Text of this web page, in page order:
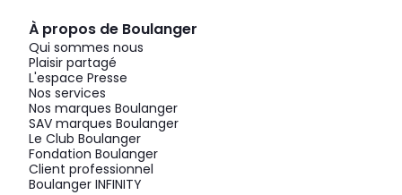
À propos de Boulanger
Qui sommes nous
Plaisir partagé
L'espace Presse
Nos services
Nos marques Boulanger
SAV marques Boulanger
Le Club Boulanger
Fondation Boulanger
Client professionnel
Boulanger INFINITY